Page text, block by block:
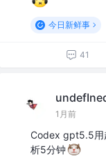
今日新鲜事
41
1月前
Codex gpt5.5用
析5分钟